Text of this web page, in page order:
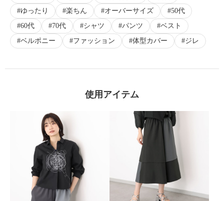
ゆったり
楽ちん オーバーサイズ
50代
60代
70代 シャツ パンツ
ベスト
ベルポニー
ファッション 体型カバー ジレ
使用アイテム